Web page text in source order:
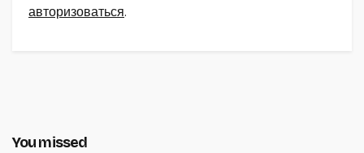
авторизоваться.
You missed